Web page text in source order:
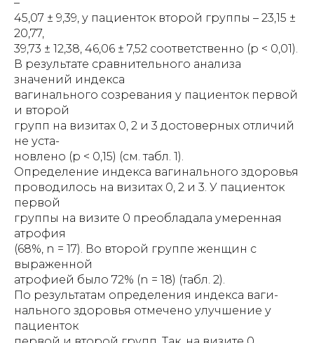
45,07 ± 9,39, у пациенток второй группы – 23,15 ±
20,77,
39,73 ± 12,38, 46,06 ± 7,52 соответственно (p < 0,01).
В результате сравнительного анализа
значений индекса
вагинального созревания у пациенток первой
и второй
групп на визитах 0, 2 и 3 достоверных отличий
не уста-
новлено (р < 0,15) (см. табл. 1).
Определение индекса вагинального здоровья
проводилось на визитах 0, 2 и 3. У пациенток
первой
группы на визите 0 преобладала умеренная
атрофия
(68%, n = 17). Во второй группе женщин с
выраженной
атрофией было 72% (n = 18) (табл. 2).
По результатам определения индекса ваги-
нального здоровья отмечено улучшение у
пациенток